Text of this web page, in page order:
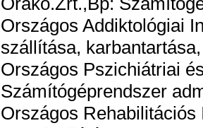
Országos Addiktológiai
szállítása,
Országos Pszichiátriai
Számítógéprendszer
Országos